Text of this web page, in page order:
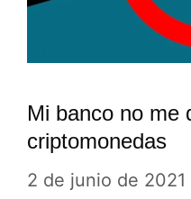
Mi banco no me
criptomonedas
2 de junio de 2021